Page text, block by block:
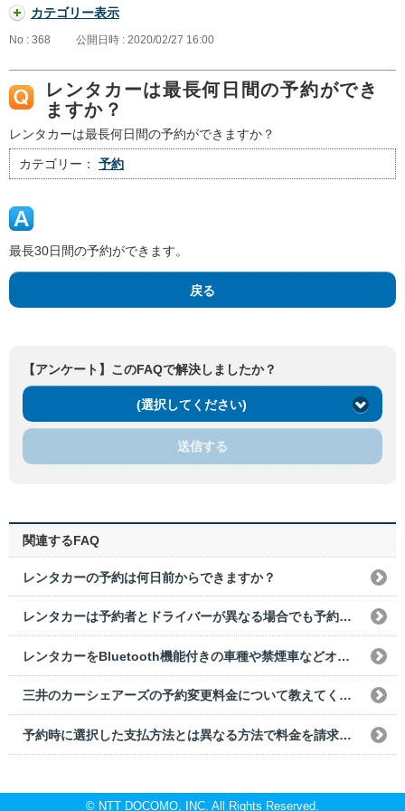
カテゴリー表示
No : 368 公開日時 : 2020/02/27 16:00
レンタカーは最長何日間の予約ができ
ますか？
レンタカーは最長何日間の予約ができますか？
カテゴリー： 予約
最長30日間の予約ができます。
戻る
【アンケート】このFAQで解決しましたか？
(選択してください)
送信する
関連するFAQ
レンタカーの予約は何日前からできますか？
レンタカーは予約者とドライバーが異なる場合でも予約できますか？
レンタカーをBluetooth機能付きの車種や禁煙車などオプションを指定して車両を借りたいのですが、どうすればいいですか？
三井のカーシェアーズの予約変更料金について教えてください。
予約時に選択した支払方法とは異なる方法で料金を請求される場合がありますか？
© NTT DOCOMO, INC. All Rights Reserved.